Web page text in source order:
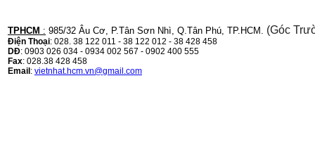
HỘP MỰC CANON CRG-070 CHO DÒNG
MÁY LBP 243/MF 461DW MÃ HỘP MỰC:–
Hộp mực Canon CRG-070– Loại mực: Mực
in laser trắng đenSỬ DỤNG CHO MÁY IN:–
TPHCM : 985/32 Âu Cơ, P.Tân Sơn Nhì, Q.Tân Phú, TP.HCM. (Góc
Điện Thoại: 028. 38 122 011 - 38 122 012 - 38 428 458
DĐ: 0903 026 034 - 0934 002 567 - 0902 400 555
Fax: 028.38 428 458
Email: vietnhat.hcm.vn@gmail.com